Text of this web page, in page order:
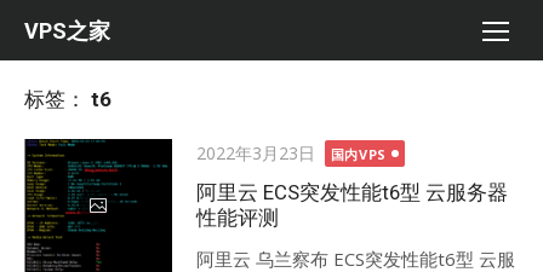
VPS之家
标签： t6
Posted
on
2022年3月23日 国内VPS
阿里云 ECS突发性能t6型 云服务器
性能评测
阿里云 乌兰察布 ECS突发性能t6型 云服